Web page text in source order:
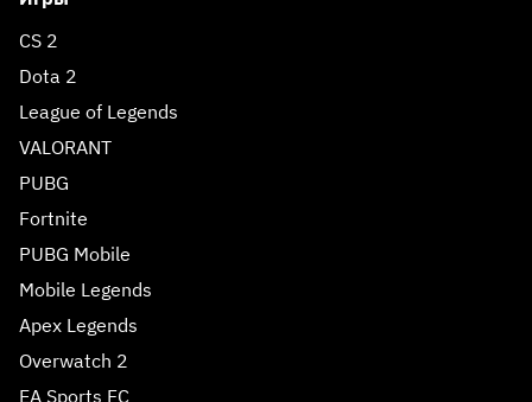
CS 2
Dota 2
League of Legends
VALORANT
PUBG
Fortnite
PUBG Mobile
Mobile Legends
Apex Legends
Overwatch 2
EA Sports FC